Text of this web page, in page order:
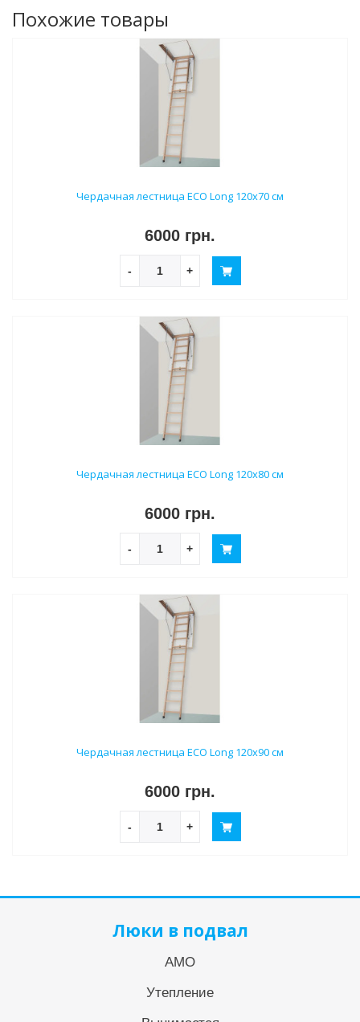
Похожие товары
Чердачная лестница ECO Long 120х70 см
6000 грн.
- +
Чердачная лестница ECO Long 120х80 см
6000 грн.
- +
Чердачная лестница ECO Long 120х90 см
6000 грн.
- +
Люки в подвал
АМО
Утепление